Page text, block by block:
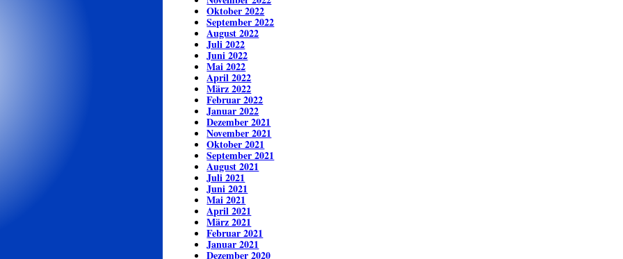
Oktober 2022
September 2022
August 2022
Juli 2022
Juni 2022
Mai 2022
April 2022
März 2022
Februar 2022
Januar 2022
Dezember 2021
November 2021
Oktober 2021
September 2021
August 2021
Juli 2021
Juni 2021
Mai 2021
April 2021
März 2021
Februar 2021
Januar 2021
Dezember 2020